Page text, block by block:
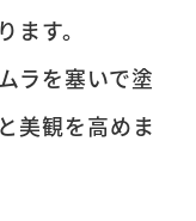
す。
ラを塞いで塗
美観を高めま